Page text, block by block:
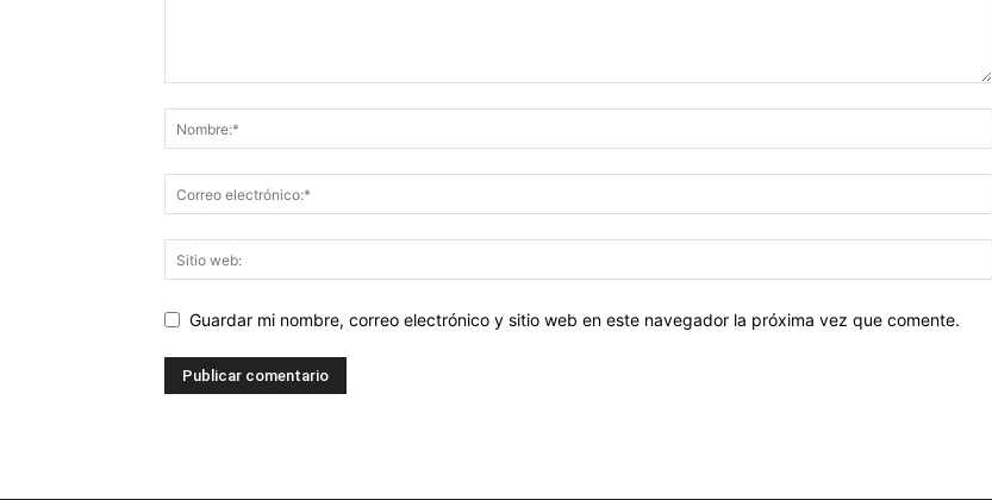
Guardar mi nombre, correo electrónico y sitio web en este navegador la próxima vez que comente.